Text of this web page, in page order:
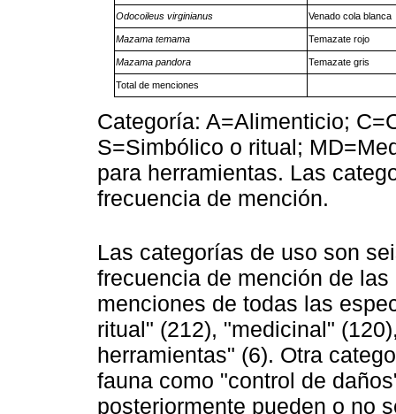
Odocoileus virginianus Venado cola blanca
Mazama temama Temazate rojo
Mazama pandora Temazate gris
Total de menciones
Categoría: A=Alimenticio;
S=Simbólico o ritual;
para herramientas. Las
frecuencia de mención.
Las categorías de uso son
frecuencia de mención de
menciones de todas las
ritual" (212), "medicinal"
herramientas" (6). Otra
fauna como "control de
posteriormente pueden o no